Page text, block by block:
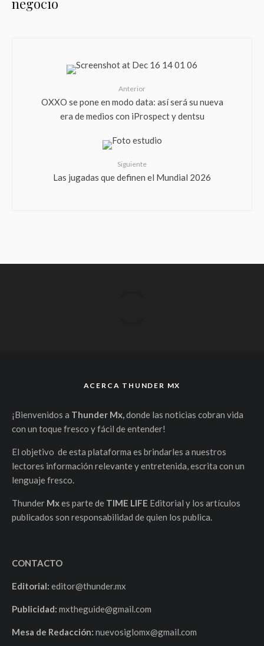
negocio
Anterior
OXXO se pone en modo data: así será su nueva
era de medios con iProspect y dentsu
Siguiente
Las jugadas que definen el Mundial 2026
ACERCA THUNDER MX
¡Bienvenidos a Thunder Mx,donde las noticias cobran vida
con un toque fresco y fácil de entender!
El objetivo de esta plataforma es brindarles a nuestros
lectores información relevante y entretenida, escrita con un
lenguaje fresco.
Thunder Mxes parte de TIME LIFE Editorial y los artículos
publicados son responsabilidad de quien los publica.
CONTACTO
Editorial: editor@thunder.mx
Publicidad: mxtheguide@gmail.com
Mesa de Redacción: nuevosiglomx@gmail.com